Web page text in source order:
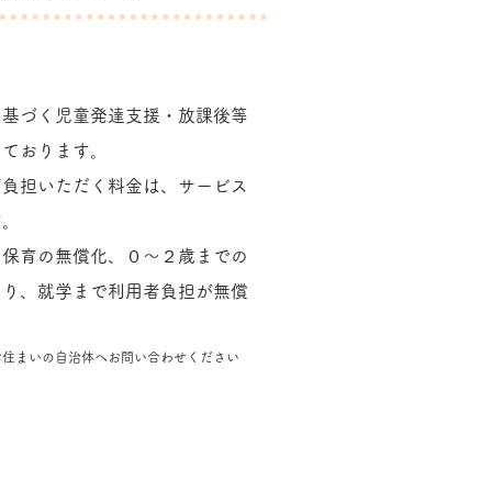
づく 児童発達支援・放課後等
おります。
担いただく料金は、 サービス
育の無償化、０～２歳までの
、 就学まで利用者負担が無償
まいの自治体へお問い合わせください